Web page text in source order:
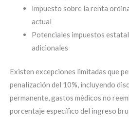
Impuesto sobre la renta
actual
Potenciales impuestos
adicionales
Existen excepciones limitadas que
penalización del 10%, incluyendo
permanente, gastos médicos no
porcentaje específico del ingreso